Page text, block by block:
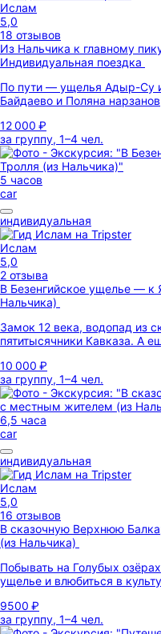
Ислам
5,0
18 отзывов
Из Нальчика к главному
Индивидуальная поездка
По пути — ущелья Адыр-Су
Байдаево и Поляна нарзанов
12 000 ₽
за группу, 1–4 чел.
5 часов
car
индивидуальная
Ислам
5,0
2 отзыва
В Безенгийское ущелье — к
Нальчика)
Замок 12 века, водопад из
пятитысячники Кавказа. А
10 000 ₽
за группу, 1–4 чел.
6,5 часа
car
индивидуальная
Ислам
5,0
16 отзывов
В сказочную Верхнюю
(из Нальчика)
Побывать на Голубых
ущелье и влюбиться в
9500 ₽
за группу, 1–4 чел.